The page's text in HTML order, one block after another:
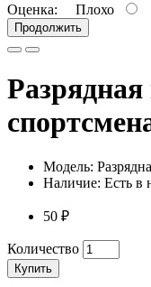
Оценка: Плохо
Продолжить
Модель:
Наличие: Есть в
50 ₽
Количество
Купить